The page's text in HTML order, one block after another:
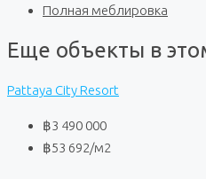
Полная меблировка
Еще объекты в
Pattaya City Resort
฿3 490 000
฿53 692/м2